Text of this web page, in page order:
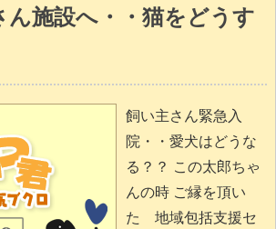
ん施設へ・・猫をどうす
飼い主さん緊急入
院・・愛犬はどうな
る？？ この太郎ちゃ
んの時 ご縁を頂い
た 地域包括支援セ